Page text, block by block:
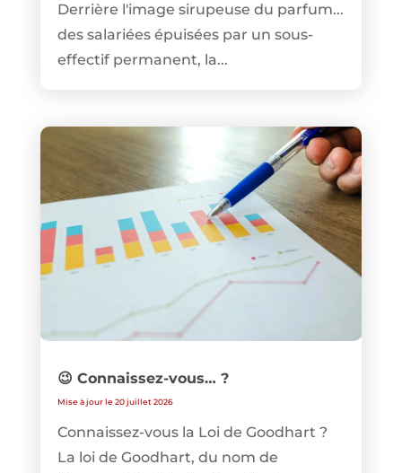
Derrière l'image sirupeuse du parfum...
des salariées épuisées par un sous-
effectif permanent, la...
😉 Connaissez-vous… ?
Mise à jour le 20 juillet 2026
Connaissez-vous la Loi de Goodhart ?
La loi de Goodhart, du nom de